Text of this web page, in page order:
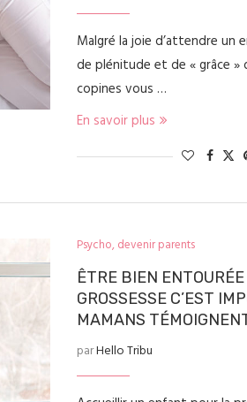
Malgré la joie d’attendre un
de plénitude et de « grâce
copines vous …
En savoir plus
Psycho, devenir parents
ÊTRE BIEN
GROSSESSE C’EST
MAMANS
parHello Tribu